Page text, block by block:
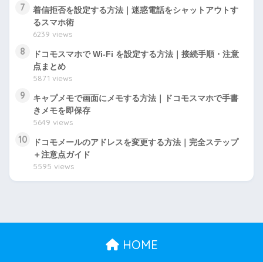
7
着信拒否を設定する方法｜迷惑電話をシャットアウトす
るスマホ術
6239 views
8
ドコモスマホで Wi-Fi を設定する方法｜接続手順・注意
点まとめ
5871 views
9
キャプメモで画面にメモする方法｜ドコモスマホで手書
きメモを即保存
5649 views
10
ドコモメールのアドレスを変更する方法｜完全ステップ
＋注意点ガイド
5595 views
HOME